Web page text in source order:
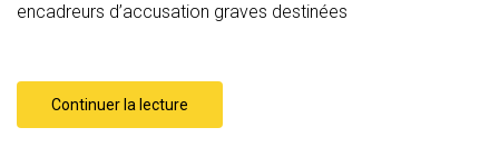
encadreurs d’accusation graves destinées
Continuer la lecture